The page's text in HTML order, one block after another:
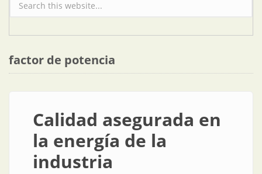
Formulario de búsqueda
factor de potencia
Calidad asegurada en
la energía de la
industria